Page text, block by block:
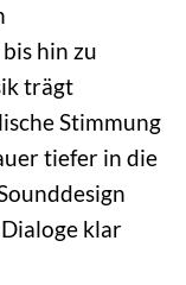
hin zu
trägt
Stimmung
tiefer in die
klar